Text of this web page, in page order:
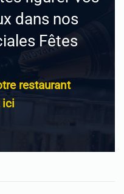
dans nos
Fêtes
restaurant
ici